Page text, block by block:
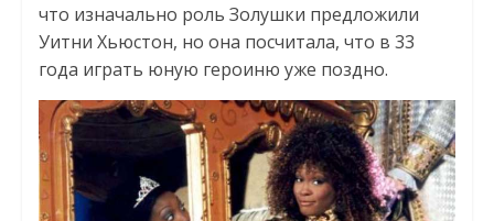
что изначально роль Золушки предложили
Уитни Хьюстон, но она посчитала, что в 33
года играть юную героиню уже поздно.